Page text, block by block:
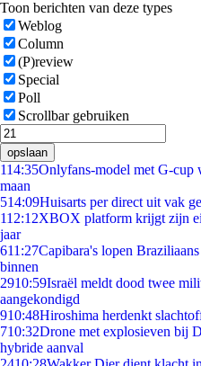
Toon berichten van deze types
Weblog
Column
(P)review
Special
Poll
Scrollbar gebruiken
opslaan
114:35Onlyfans-model met G-cup
maan
514:09Huisarts per direct uit vak
112:12XBOX platform krijgt zijn
jaar
611:27Capibara's lopen
binnen
2910:59Israël meldt dood twee
aangekondigd
910:48Hiroshima herdenkt
710:32Drone met explosieven bij
hybride aanval